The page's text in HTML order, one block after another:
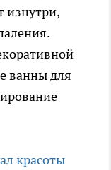
изнутри,
ванны для
красоты